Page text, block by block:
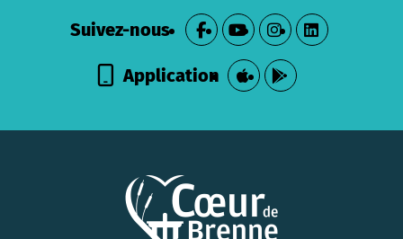
Suivez-nous
Application